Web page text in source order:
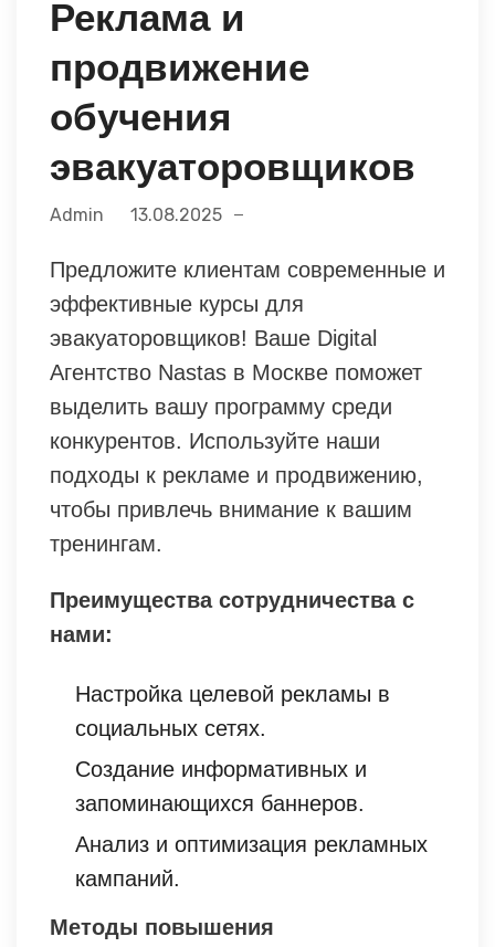
Реклама и
продвижение
обучения
эвакуаторовщиков
Admin 13.08.2025
Предложите клиентам современные и
эффективные курсы для
эвакуаторовщиков! Ваше Digital
Агентство Nastas в Москве поможет
выделить вашу программу среди
конкурентов. Используйте наши
подходы к рекламе и продвижению,
чтобы привлечь внимание к вашим
тренингам.
Преимущества сотрудничества с
нами:
Настройка целевой рекламы в
социальных сетях.
Создание информативных и
запоминающихся баннеров.
Анализ и оптимизация рекламных
кампаний.
Методы повышения